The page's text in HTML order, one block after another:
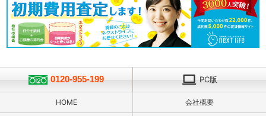
0120-955-199 PC版
HOME 会社概要